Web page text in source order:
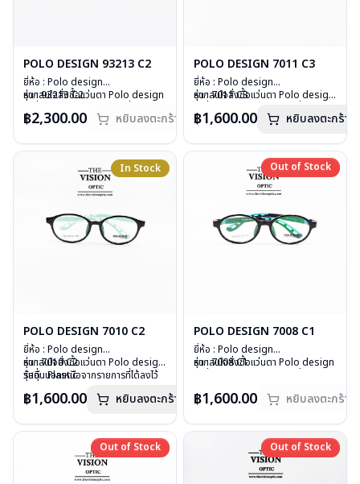
POLO DESIGN 93213 C2
ยี่ห้อ : Polo design
รุ่น : 93213 C2
เลนส์ : Demo lens
น้ำหนัก : 15 กรัม
อุปกรณ์ : กล่องแว่น , ผ้าเช็ดแว่น
การรับประกัน : 1 ปี
หากสนใจสั่งชื้อแว่นตา Polo design
กรุณาติดต่อเราคลิก
สั่งกรุณาติดต่อเราคลิก
฿2,300.00 หยิบลงตะกร้า
POLO DESIGN 7011 C3
ยี่ห้อ : Polo design
รุ่น : 7011 C3
เลนส์ : Demo lens
น้ำหนัก : 14 กรัม
อุปกรณ์ : กล่องแว่น , ผ้าเช็ดแว่น
การรับประกัน : 1 ปี
หากสนใจสั่งชื้อแว่นตา Polo design
กรุณาติดต่อเราคลิก
฿1,600.00 หยิบลงตะกร้า
In Stock
POLO DESIGN 7010 C2
ยี่ห้อ : Polo design
รุ่น : 7010 C2
วัสดุ : Plastic
บานพับ : ไม่มีสปริง
อุปกรณ์ : กล่องแว่น , ผ้าเช็ดแว่น
การรับประกัน : 1 ปี
หากสนใจสั่งชื้อแว่นตา Polo design
รุ่นอื่นนอกเหนือจากรายการที่ได้ลงไว้
฿1,600.00 หยิบลงตะกร้า
Out of Stock
Out of Stock
POLO DESIGN 7008 C1
ยี่ห้อ : Polo design
รุ่น : 7008 C1
บานพับ : ไม่มีสปริง
อุปกรณ์ : กล่องแว่น , ผ้าเช็ดแว่น
การรับประกัน : 1 ปี
หากสนใจสั่งชื้อแว่นตา Polo design
สินค้าหมดสต๊อกชั่วคราวหากต้องการ
฿1,600.00 หยิบลงตะกร้า
Out of Stock
Out of Stock Out of Stock
Out of Stock